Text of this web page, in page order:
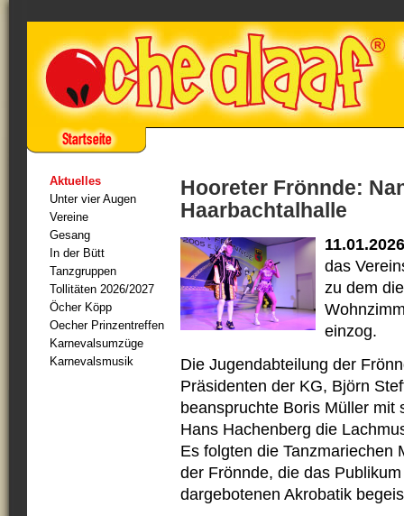
Aktuelles
Unter vier Augen
Vereine
Gesang
In der Bütt
Tanzgruppen
Tollitäten 2026/2027
Öcher Köpp
Oecher Prinzentreffen
Karnevalsumzüge
Karnevalsmusik
Hooreter Frönnde:
Haarbachtalhalle
11.01.2026
das
zu dem
einzog.
Die Jugendabteilung der
Präsidenten der KG, Björn
beanspruchte Boris Müller mit
Hans Hachenberg die
Es folgten die Tanzmariechen
der Frönnde, die das
dargebotenen Akrobatik